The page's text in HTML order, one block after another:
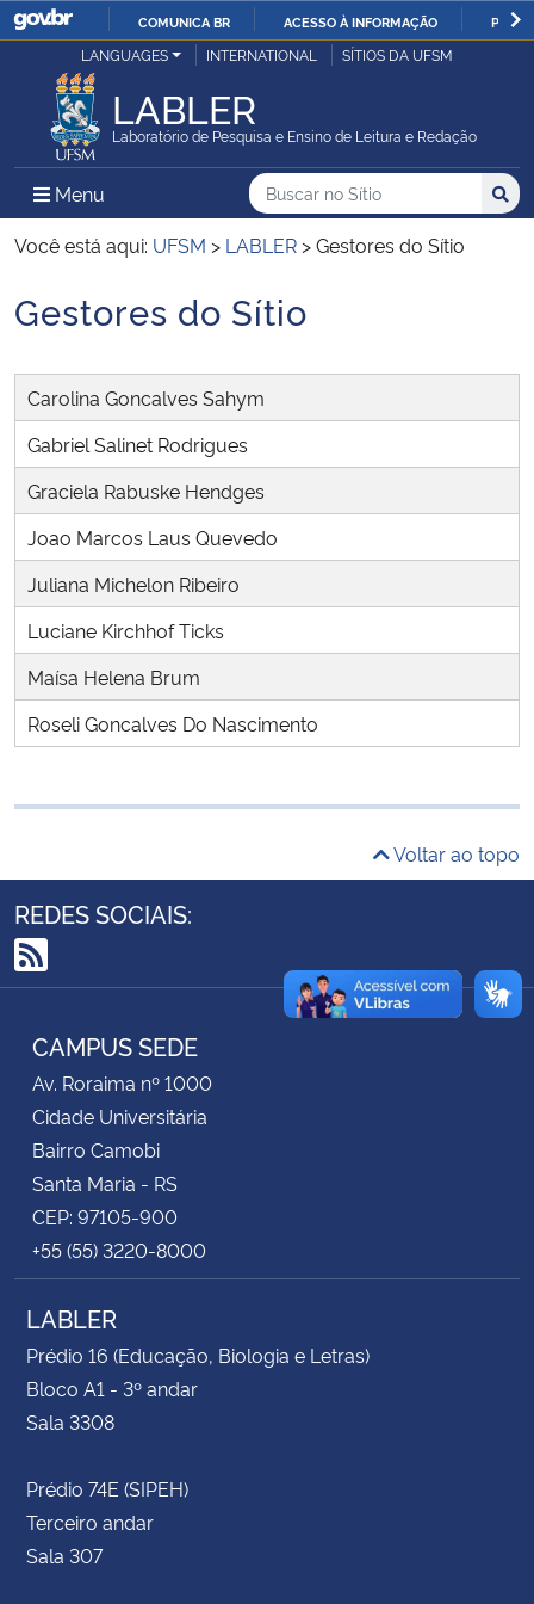
IR
COMUNICA BR ACESSO À INFORMAÇÃO
Ministério da Justiça e Segurança Pública
Ministério da Defesa
Ministério das Relações Exteriores
Ministério da Economia
Ministério da Agricultura, Pecuária e Abastecimento
Ministério da Educação
Ministério de Minas e Energia
Ministério da Ciência, Tecnologia, Inovações e Comunicações
Ministério do Meio Ambiente
Ministério do Desenvolvimento Regional
Ministério da Mulher, da Família e dos Direitos Humanos
Secretaria-Geral
Secretaria de Governo
Gabinete de Segurança Institucional
Advocacia-Geral da União
LANGUAGES INTERNATIONAL SÍTIOS DA UFSM
LABLER
Laboratório de Pesquisa e Ensino de Leitura e Redação
Menu Menu Principal do Sítio
Busca
Buscar no no Sítio
Busca:
Você está aqui: UFSM > LABLER >Gestores do Sítio
Início do conteúdo
Gestores do Sítio
Carolina Goncalves Sahym
Gabriel Salinet Rodrigues
Graciela Rabuske Hendges
Joao Marcos Laus Quevedo
Juliana Michelon Ribeiro
Luciane Kirchhof Ticks
Maísa Helena Brum
Roseli Goncalves Do Nascimento
Voltar ao topo
REDES SOCIAIS:
RSS
CAMPUS SEDE
Av. Roraima nº 1000
Cidade Universitária
Bairro Camobi
Santa Maria - RS
CEP: 97105-900
+55 (55) 3220-8000
LABLER
Prédio 16 (Educação, Biologia e Letras)
Bloco A1 - 3º andar
Sala 3308
Prédio 74E (SIPEH)
Terceiro andar
Sala 307